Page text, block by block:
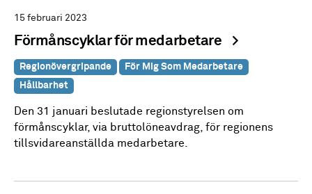
15 februari 2023
Förmånscyklar för medarbetare
Regionövergripande
För Mig Som Medarbetare
Hållbarhet
Den 31 januari beslutade regionstyrelsen om
förmånscyklar, via bruttolöneavdrag, för regionens
tillsvidareanställda medarbetare.